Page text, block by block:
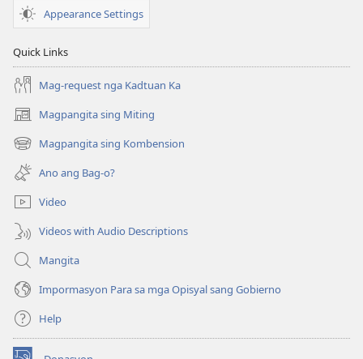
Paano
Appearance Settings
Quick Links
Mag-request nga Kadtuan Ka
Magpangita sing Miting
(opens
new
window)
Magpangita sing Kombension
(opens
new
window)
Ano ang Bag-o?
Video
Videos with Audio Descriptions
Mangita
Impormasyon Para sa mga Opisyal sang Gobierno
Help